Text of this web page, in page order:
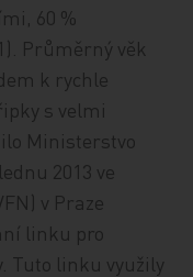
60 %
Průměrný věk
k rychle
s velmi
Ministerstvo
2013 ve
v Praze
linku pro
Tuto linku využily